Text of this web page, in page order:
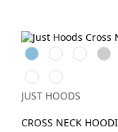
Sky
Blue
NudeOxford
Navy
Grey
Dusty
Green
Vanilla
Milkshake
JUST HOODS
CROSS NECK